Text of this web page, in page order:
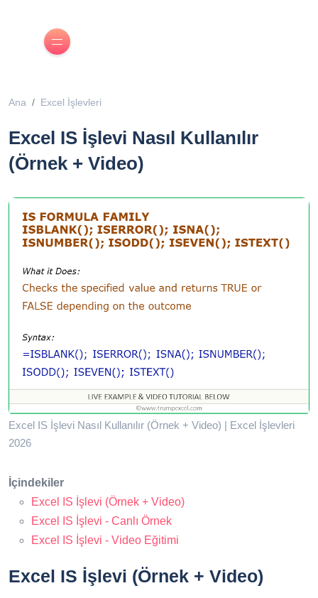
Ana Excel İşlevleri
Excel IS İşlevi Nasıl Kullanılır
(Örnek + Video)
Excel IS İşlevi Nasıl Kullanılır (Örnek + Video) | Excel İşlevleri
2026
İçindekiler
Excel IS İşlevi (Örnek + Video)
Excel IS İşlevi - Canlı Örnek
Excel IS İşlevi - Video Eğitimi
Excel IS İşlevi (Örnek + Video)